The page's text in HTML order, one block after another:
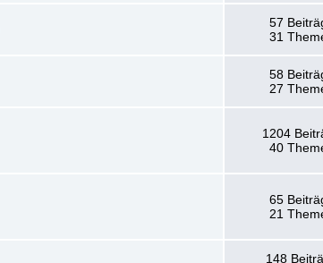
57
31
58
27
1204
40
65
21
148